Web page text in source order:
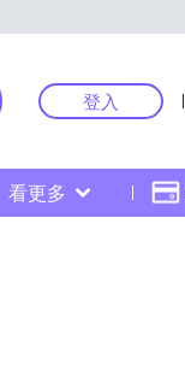
登入
看更多